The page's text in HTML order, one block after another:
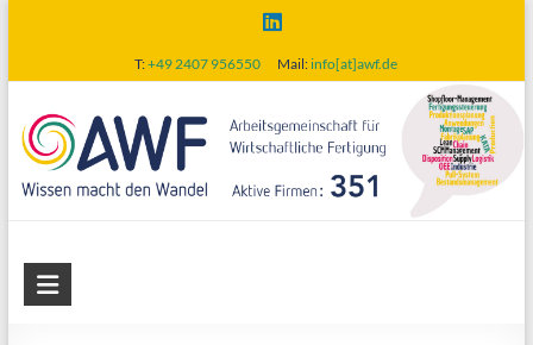
content
T:+49 2407 956550 Mail:info[at]awf.de
AWF